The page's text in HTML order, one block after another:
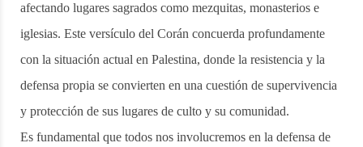
afectando lugares sagrados como mezquitas, monasterios e
iglesias. Este versículo del Corán concuerda profundamente
con la situación actual en Palestina, donde la resistencia y la
defensa propia se convierten en una cuestión de supervivencia
y protección de sus lugares de culto y su comunidad.
Es fundamental que todos nos involucremos en la defensa de